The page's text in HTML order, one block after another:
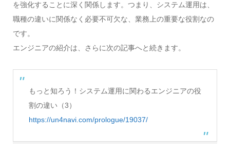
を強化することに深く関係します。つまり、システム運用は、
職種の違いに関係なく必要不可欠な、業務上の重要な役割なの
です。
エンジニアの紹介は、さらに次の記事へと続きます。
もっと知ろう！システム運用に関わるエンジニアの役
割の違い（3）
https://un4navi.com/prologue/19037/